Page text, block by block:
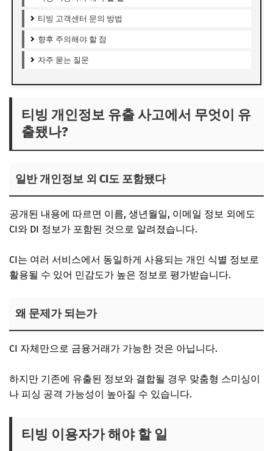
티빙 고객센터 문의 방법
향후 주의해야 할 점
자주 묻는 질문
티빙 개인정보 유출 사고에서 무엇이 유
출됐나?
일반 개인정보 외 CI도 포함됐다
공개된 내용에 따르면 이름, 생년월일, 이메일 정보 외에도
CI와 DI 정보가 포함된 것으로 알려졌습니다.
CI는 여러 서비스에서 동일하게 사용되는 개인 식별 정보로
활용될 수 있어 민감도가 높은 정보로 평가받습니다.
왜 문제가 되는가
CI 자체만으로 금융거래가 가능한 것은 아닙니다.
하지만 기존에 유출된 정보와 결합될 경우 맞춤형 스미싱이
나 피싱 공격 가능성이 높아질 수 있습니다.
티빙 이용자가 해야 할 일